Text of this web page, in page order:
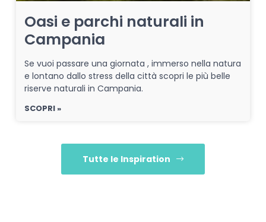
Oasi e parchi naturali in
Campania
Se vuoi passare una giornata , immerso nella natura
e lontano dallo stress della città scopri le più belle
riserve naturali in Campania.
SCOPRI »
Tutte le Inspiration